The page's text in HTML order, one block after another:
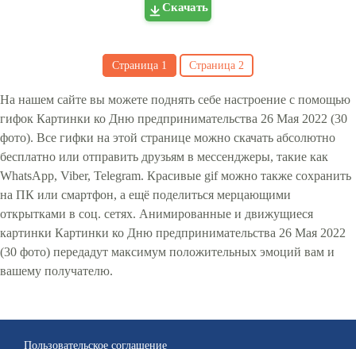
Скачать
Страница 1 Страница 2
На нашем сайте вы можете поднять себе настроение с помощью
гифок Картинки ко Дню предпринимательства 26 Мая 2022 (30
фото). Все гифки на этой странице можно скачать абсолютно
бесплатно или отправить друзьям в мессенджеры, такие как
WhatsApp, Viber, Telegram. Красивые gif можно также сохранить
на ПК или смартфон, а ещё поделиться мерцающими
открытками в соц. сетях. Анимированные и движущиеся
картинки Картинки ко Дню предпринимательства 26 Мая 2022
(30 фото) передадут максимум положительных эмоций вам и
вашему получателю.
Пользовательское соглашение